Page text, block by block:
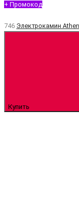
+ Промокод
746 Электрокамин
Купить